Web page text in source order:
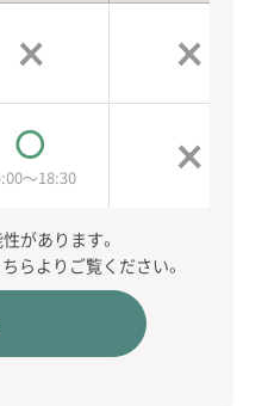
× ×
○
～18:30 ×
があります。
らよりご覧ください。